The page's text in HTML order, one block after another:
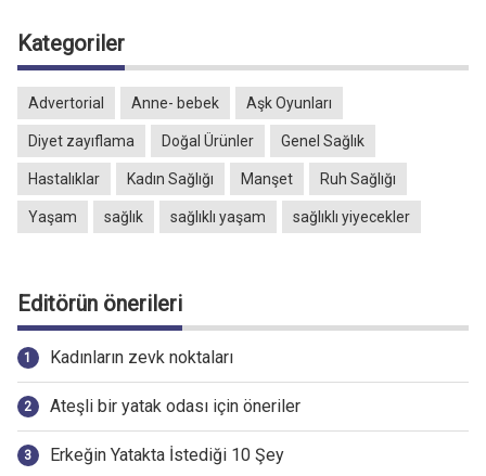
Kategoriler
Advertorial Anne- bebek Aşk Oyunları
Diyet zayıflama Doğal Ürünler Genel Sağlık
Hastalıklar Kadın Sağlığı Manşet Ruh Sağlığı
Yaşam sağlık sağlıklı yaşam sağlıklı yiyecekler
Editörün önerileri
Kadınların zevk noktaları
Ateşli bir yatak odası için öneriler
Erkeğin Yatakta İstediği 10 Şey